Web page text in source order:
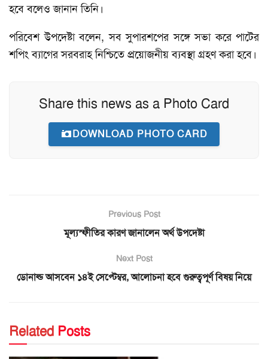
হবে বলেও জানান তিনি।
পরিবেশ উপদেষ্টা বলেন, সব সুপারশপের সঙ্গে সভা করে পাটের
শপিং ব্যাগের সরবরাহ নিশ্চিতে প্রয়োজনীয় ব্যবস্থা গ্রহণ করা হবে।
Share this news as a Photo Card
DOWNLOAD PHOTO CARD
Previous Post
মূল্যস্ফীতির কারণ জানালেন অর্থ উপদেষ্টা
Next Post
ডোনাল্ড আসবেন ১৪ই সেপ্টেম্বর, আলোচনা হবে গুরুত্বপূর্ণ বিষয় নিয়ে
Related Posts